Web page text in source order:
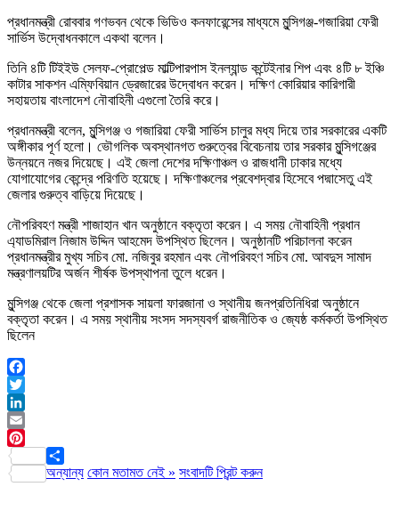
প্রধানমন্ত্রী রোববার গণভবন থেকে ভিডিও কনফারেন্সের মাধ্যমে মুন্সিগঞ্জ-গজারিয়া ফেরী
সার্ভিস উদ্বোধনকালে একথা বলেন।
তিনি ৪টি টিইইউ সেলফ-প্রোপেল্ড মাল্টিপারপাস ইনল্যান্ড কন্টেইনার শিপ এবং ৪টি ৮ ইঞ্চি
কাটার সাকশন এম্ফিবিয়ান ড্রেজারের উদ্বোধন করেন। দক্ষিণ কোরিয়ার কারিগারী
সহায়তায় বাংলাদেশ নৌবাহিনী এগুলো তৈরি করে।
প্রধানমন্ত্রী বলেন, মুন্সিগঞ্জ ও গজারিয়া ফেরী সার্ভিস চালুর মধ্য দিয়ে তার সরকারের একটি
অঙ্গীকার পূর্ণ হলো। ভৌগলিক অবস্থানগত গুরুত্বের বিবেচনায় তার সরকার মুন্সিগঞ্জের
উন্নয়নে নজর দিয়েছে। এই জেলা দেশের দক্ষিণাঞ্চল ও রাজধানী ঢাকার মধ্যে
যোগাযোগের কেন্দ্রে পরিণতি হয়েছে। দক্ষিণাঞ্চলের প্রবেশদ্বার হিসেবে পদ্মাসেতু এই
জেলার গুরুত্ব বাড়িয়ে দিয়েছে।
নৌপরিবহণ মন্ত্রী শাজাহান খান অনুষ্ঠানে বক্তৃতা করেন। এ সময় নৌবাহিনী প্রধান
এ্যাডমিরাল নিজাম উদ্দিন আহমেদ উপস্থিত ছিলেন। অনুষ্ঠানটি পরিচালনা করেন
প্রধানমন্ত্রীর মুখ্য সচিব মো. নজিবুর রহমান এবং নৌপরিবহণ সচিব মো. আবদুস সামাদ
মন্ত্রণালয়টির অর্জন শীর্ষক উপস্থাপনা তুলে ধরেন।
মুন্সিগঞ্জ থেকে জেলা প্রশাসক সায়লা ফারজানা ও স্থানীয় জনপ্রতিনিধিরা অনুষ্ঠানে
বক্তৃতা করেন। এ সময় স্থানীয় সংসদ সদস্যবর্গ রাজনীতিক ও জ্যেষ্ঠ কর্মকর্তা উপস্থিত
ছিলেন
Facebook
Twitter
LinkedIn
Email
Pinterest
Share
অন্যান্য কোন মতামত নেই » সংবাদটি প্রিন্ট করুন